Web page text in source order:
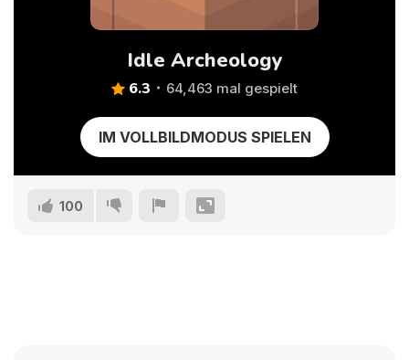
Idle Archeology
6.3 64,463 mal gespielt
IM VOLLBILDMODUS SPIELEN
100